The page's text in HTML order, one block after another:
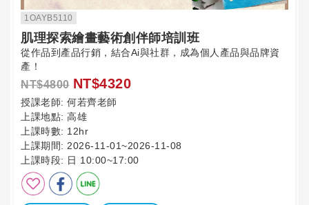
1OAYB5110
肌理探索繪畫藝術創伴師培訓班
從作品到產品行銷，結合Ai與社群，成為個人產品與品牌資
產！
NT$4800 NT$4320
授課老師: 何若齊老師
上課地點: 高雄
上課時數: 12hr
上課期間: 2026-11-01~2026-11-08
上課時段: 日 10:00~17:00